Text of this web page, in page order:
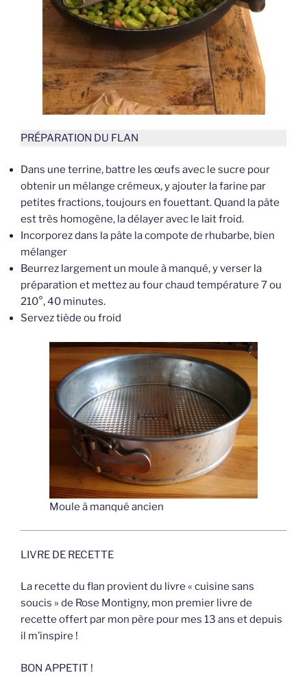
PRÉPARATION DU FLAN
Dans une terrine, battre les œufs avec le sucre pour
obtenir un mélange crémeux, y ajouter la farine par
petites fractions, toujours en fouettant. Quand la pâte
est très homogène, la délayer avec le lait froid.
Incorporez dans la pâte la compote de rhubarbe, bien
mélanger
Beurrez largement un moule à manqué, y verser la
préparation et mettez au four chaud température 7 ou
210°, 40 minutes.
Servez tiède ou froid
Moule à manqué ancien
LIVRE DE RECETTE
La recette du flan provient du livre « cuisine sans
soucis » de Rose Montigny, mon premier livre de
recette offert par mon père pour mes 13 ans et depuis
il m’inspire !
BON APPETIT !